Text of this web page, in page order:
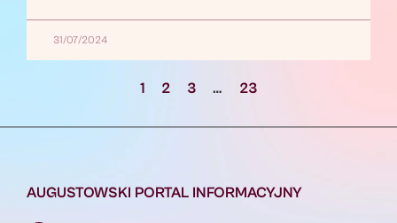
31/07/2024
1 2 3 … 23
AUGUSTOWSKI PORTAL INFORMACYJNY